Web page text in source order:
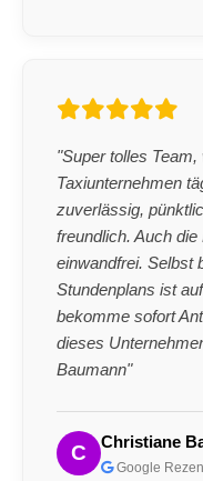
"Super tolles
Taxiunternehmen
zuverlässig,
freundlich. Auch
einwandfrei. Selbst
Stundenplans ist
bekomme sofort
dieses
Baumann"
C Christiane
Google